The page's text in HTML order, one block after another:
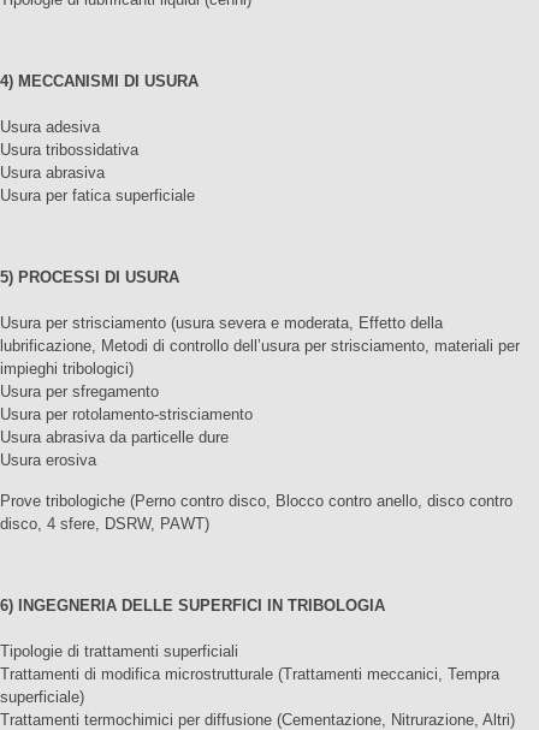
4) MECCANISMI DI USURA
Usura adesiva
Usura tribossidativa
Usura abrasiva
Usura per fatica superficiale
5) PROCESSI DI USURA
Usura per strisciamento (usura severa e moderata, Effetto della
lubrificazione, Metodi di controllo dell’usura per strisciamento, materiali per
impieghi tribologici)
Usura per sfregamento
Usura per rotolamento-strisciamento
Usura abrasiva da particelle dure
Usura erosiva
Prove tribologiche (Perno contro disco, Blocco contro anello, disco contro
disco, 4 sfere, DSRW, PAWT)
6) INGEGNERIA DELLE SUPERFICI IN TRIBOLOGIA
Tipologie di trattamenti superficiali
Trattamenti di modifica microstrutturale (Trattamenti meccanici, Tempra
superficiale)
Trattamenti termochimici per diffusione (Cementazione, Nitrurazione, Altri)